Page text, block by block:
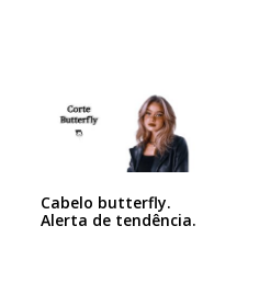
Cabelo butterfly.
Alerta de tendência.